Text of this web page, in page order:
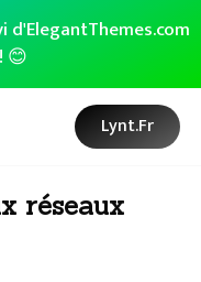
d'ElegantThemes.com
! 😊
Lynt.fr
réseaux